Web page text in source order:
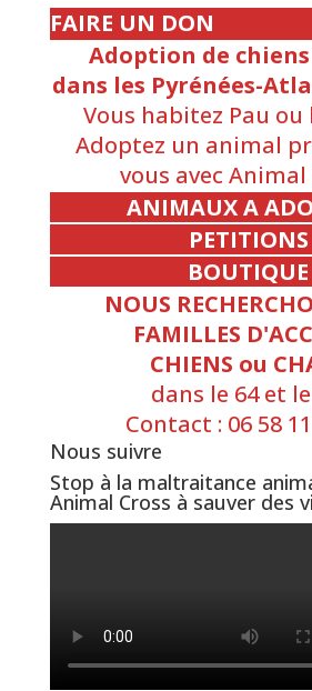
FAIRE UN DON
Adoption de
dans les Pyrénées-
Vous habitez Pau ou
Adoptez un animal
vous avec Animal
ANIMAUX A
PETITIONS
BOUTIQUE
NOUS
FAMILLES
CHIENS ou
dans le 64 et
Contact : 06 58
Nous suivre
Stop à la maltraitance
Animal Cross à sauver des